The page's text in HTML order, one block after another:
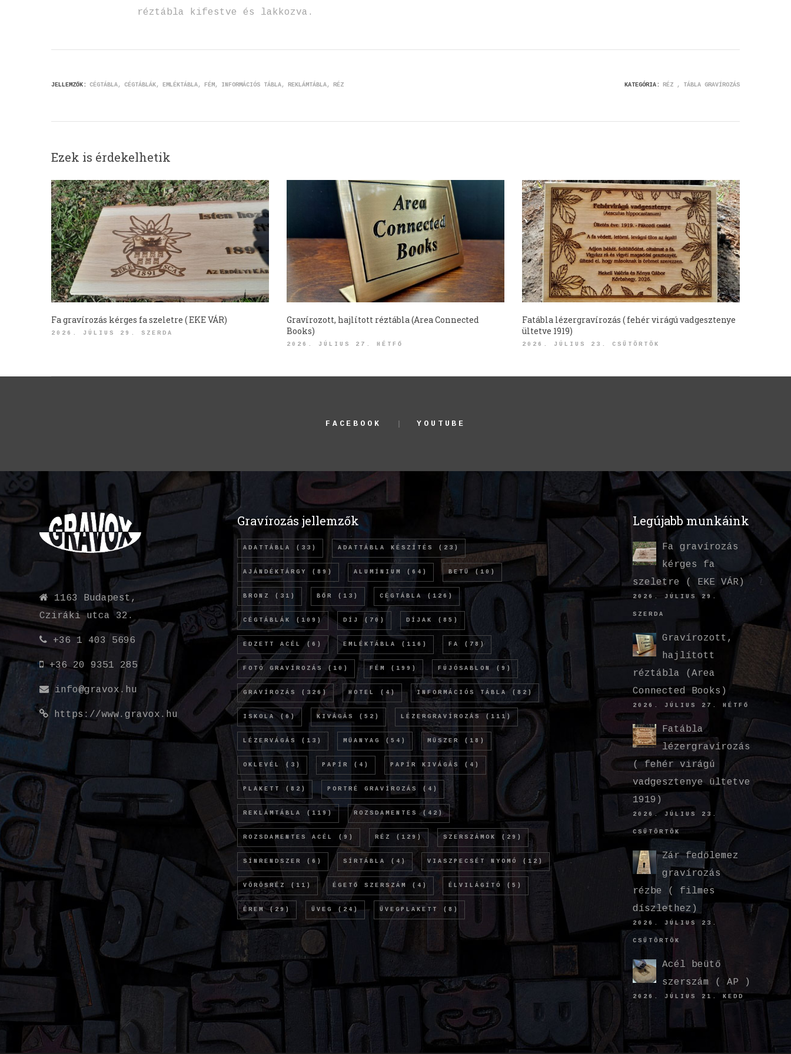
réztábla kifestve és lakkozva.
JELLEMZŐK: CÉGTÁBLA CÉGTÁBLÁK EMLÉKTÁBLA FÉM INFORMÁCIÓS TÁBLA REKLÁMTÁBLA RÉZ KATEGÓRIA: RÉZ TÁBLA GRAVÍROZÁS
Ezek is érdekelhetik
Fa gravírozás kérges fa szeletre ( EKE VÁR)
2026. JÚLIUS 29. SZERDA
Gravírozott, hajlított réztábla (Area Connected
Books)
2026. JÚLIUS 27. HÉTFŐ
Fatábla lézergravírozás ( fehér virágú vadgesztenye
ültetve 1919)
2026. JÚLIUS 23. CSÜTÖRTÖK
FACEBOOK YOUTUBE
1163 Budapest,
Cziráki utca 32.
+36 1 403 5696
+36 20 9351 285
info@gravox.hu
https://www.gravox.hu
Gravírozás jellemzők
ADATTÁBLA (33) ADATTÁBLA KÉSZÍTÉS (23)
AJÁNDÉKTÁRGY (89) ALUMÍNIUM (64) BETŰ (10)
BRONZ (31) BŐR (13) CÉGTÁBLA (126)
CÉGTÁBLÁK (109) DÍJ (70) DÍJAK (85)
EDZETT ACÉL (6) EMLÉKTÁBLA (116) FA (78)
FOTÓ GRAVÍROZÁS (10) FÉM (199) FÚJÓSABLON (9)
GRAVÍROZÁS (326) HOTEL (4) INFORMÁCIÓS TÁBLA (82)
ISKOLA (6) KIVÁGÁS (52) LÉZERGRAVÍROZÁS (111)
LÉZERVÁGÁS (13) MŰANYAG (54) MŰSZER (18)
OKLEVÉL (3) PAPÍR (4) PAPÍR KIVÁGÁS (4)
PLAKETT (82) PORTRÉ GRAVÍROZÁS (4)
REKLÁMTÁBLA (119) ROZSDAMENTES (42)
ROZSDAMENTES ACÉL (9) RÉZ (129) SZERSZÁMOK (29)
SÍNRENDSZER (6) SÍRTÁBLA (4) VIASZPECSÉT NYOMÓ (12)
VÖRÖSRÉZ (11) ÉGETŐ SZERSZÁM (4) ÉLVILÁGÍTÓ (5)
ÉREM(29) ÜVEG (24) ÜVEGPLAKETT (8)
Legújabb munkáink
Fa gravírozás
kérges fa
szeletre ( EKE VÁR)
2026. JÚLIUS 29.
SZERDA
Gravírozott,
hajlított
réztábla (Area
Connected Books)
2026. JÚLIUS 27. HÉTFŐ
Fatábla
lézergravírozás
( fehér virágú
vadgesztenye ültetve
1919)
2026. JÚLIUS 23.
CSÜTÖRTÖK
Zár fedőlemez
gravírozás
rézbe ( filmes
díszlethez)
2026. JÚLIUS 23.
CSÜTÖRTÖK
Acél beütő
szerszám ( AP )
2026. JÚLIUS 21. KEDD